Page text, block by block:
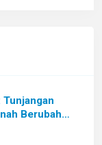
Tunjangan
Berubah